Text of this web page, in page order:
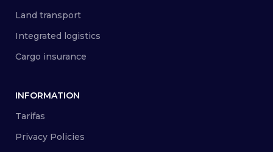
Land transport
Integrated logistics
Cargo insurance
INFORMATION
Tarifas
Privacy Policies